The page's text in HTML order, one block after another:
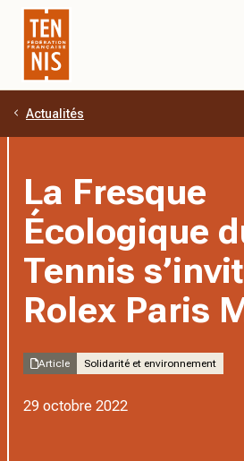
Aller au contenu principal
Actualités
La Fresque
Écologique
Tennis
Rolex Paris
Article Solidarité et environnement
29 octobre 2022